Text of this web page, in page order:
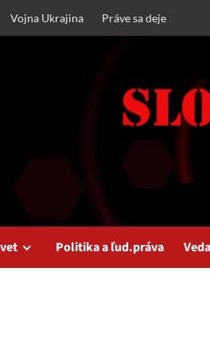
Vojna Ukrajina Práve sa deje
Politika a ľud.práva